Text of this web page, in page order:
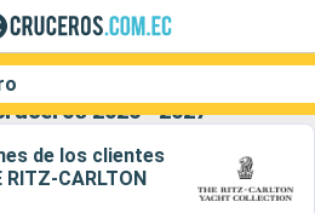
Collection : Nuestras
2026 - 2027
de los clientes
CARLTON